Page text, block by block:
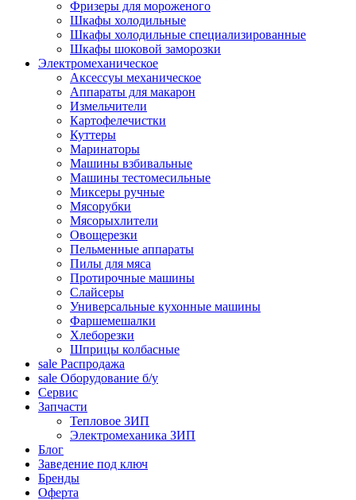
Фризеры для мороженого
Шкафы холодильные
Шкафы холодильные специализированные
Шкафы шоковой заморозки
Электромеханическое
Аксессуы механическое
Аппараты для макарон
Измельчители
Картофелечистки
Куттеры
Маринаторы
Машины взбивальные
Машины тестомесильные
Миксеры ручные
Мясорубки
Мясорыхлители
Овощерезки
Пельменные аппараты
Пилы для мяса
Протирочные машины
Слайсеры
Универсальные кухонные машины
Фаршемешалки
Хлеборезки
Шприцы колбасные
sale Распродажа
sale Оборудование б/у
Сервис
Запчасти
Тепловое ЗИП
Электромеханика ЗИП
Блог
Заведение под ключ
Бренды
Оферта